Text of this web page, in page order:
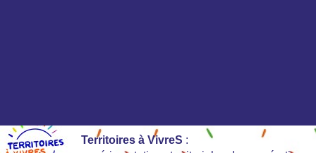
Territoires à VivreS :